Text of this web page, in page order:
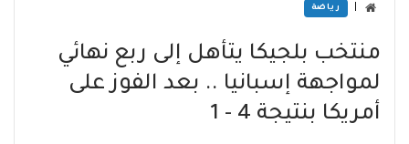
رياضة
منتخب بلجيكا يتأهل إلى ربع نهائي
لمواجهة إسبانيا .. بعد الفوز على
أمريكا بنتيجة 4 - 1